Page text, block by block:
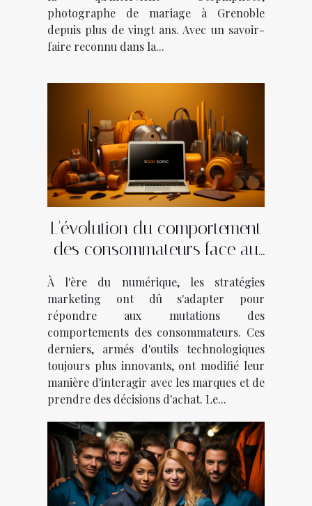
photographe de mariage à Grenoble
depuis plus de vingt ans. Avec un savoir-
faire reconnu dans la...
L'évolution du comportement
des consommateurs face au
À l'ère du numérique, les stratégies
marketing ont dû s'adapter pour
répondre aux mutations des
comportements des consommateurs. Ces
derniers, armés d'outils technologiques
toujours plus innovants, ont modifié leur
manière d'interagir avec les marques et de
prendre des décisions d'achat. Le...